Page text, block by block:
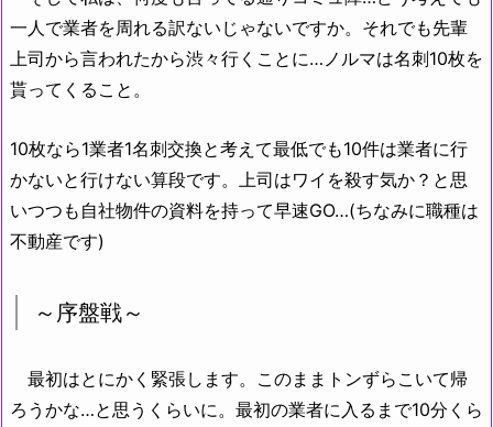
一人で業者を周れる訳ないじゃないですか。それでも先輩
上司から言われたから渋々行くことに…ノルマは名刺10枚を
貰ってくること。
10枚なら1業者1名刺交換と考えて最低でも10件は業者に行
かないと行けない算段です。上司はワイを殺す気か？と思
いつつも自社物件の資料を持って早速GO…(ちなみに職種は
不動産です)
～序盤戦～
最初はとにかく緊張します。このままトンずらこいて帰
ろうかな…と思うくらいに。最初の業者に入るまで10分くら